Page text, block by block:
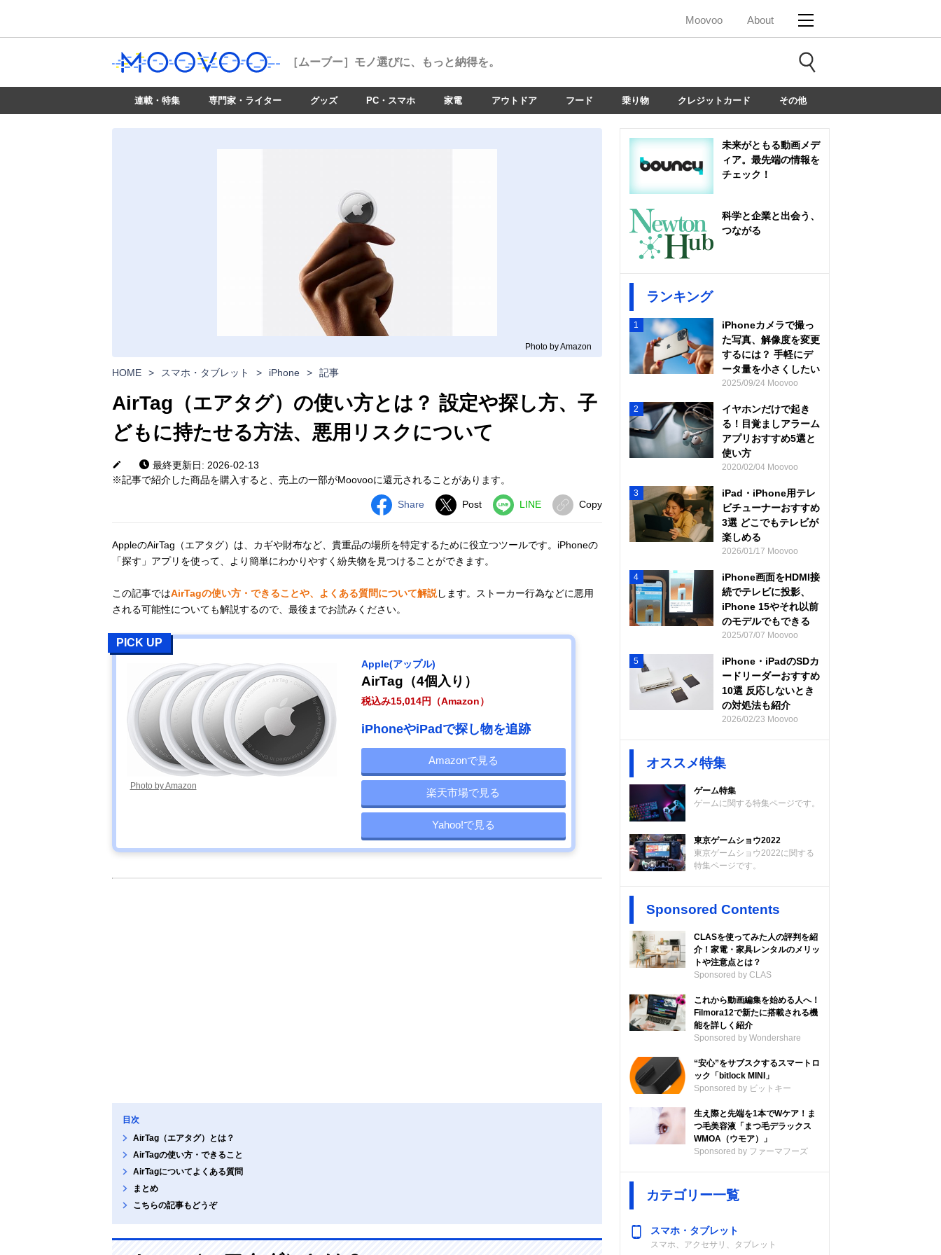
Moovoo About
［ムーブー］ モノ選びに、もっと納得を。
連載・特集 専門家・ライター グッズ PC・スマホ 家電 アウトドア フード 乗り物 クレジットカード その他
Photo by Amazon
HOME > スマホ・タブレット > iPhone > 記事
AirTag（エアタグ）の使い方とは？ 設定や探し方、子
どもに持たせる方法、悪用リスクについて
最終更新日: 2026-02-13
※記事で紹介した商品を購入すると、売上の一部がMoovooに還元されることがあります。
Share Post LINE Copy
AppleのAirTag（エアタグ）は、カギや財布など、貴重品の場所を特定するために役立つツールです。iPhoneの
「探す」アプリを使って、より簡単にわかりやすく紛失物を見つけることができます。
この記事ではAirTagの使い方・できることや、よくある質問について解説します。ストーカー行為などに悪用
される可能性についても解説するので、最後までお読みください。
PICK UP
Photo by Amazon
Apple(アップル)
AirTag（4個入り）
税込み15,014円（Amazon）
iPhoneやiPadで探し物を追跡
Amazonで見る
楽天市場で見る
Yahoo!で見る
目次
AirTag（エアタグ）とは？
AirTagの使い方・できること
AirTagについてよくある質問
まとめ
こちらの記事もどうぞ
未来がともる動画メデ
ィア。最先端の情報を
チェック！
科学と企業と出会う、
つながる
ランキング
1
iPhoneカメラで撮っ
た写真、解像度を変更
するには？ 手軽にデ
ータ量を小さくしたい
2025/09/24 Moovoo
2
イヤホンだけで起き
る！目覚ましアラーム
アプリおすすめ5選と
使い方
2020/02/04 Moovoo
3
iPad・iPhone用テレ
ビチューナーおすすめ
3選 どこでもテレビが
楽しめる
2026/01/17 Moovoo
4
iPhone画面をHDMI接
続でテレビに投影、
iPhone 15やそれ以前
のモデルでもできる
2025/07/07 Moovoo
5
iPhone・iPadのSDカ
ードリーダーおすすめ
10選 反応しないとき
の対処法も紹介
2026/02/23 Moovoo
オススメ特集
ゲーム特集
ゲームに関する特集ページです。
東京ゲームショウ2022
東京ゲームショウ2022に関する
特集ページです。
Sponsored Contents
CLASを使ってみた人の評判を紹
介！家電・家具レンタルのメリッ
トや注意点とは？
Sponsored by CLAS
これから動画編集を始める人へ！
Filmora12で新たに搭載される機
能を詳しく紹介
Sponsored by Wondershare
“安心”をサブスクするスマートロ
ック「bitlock MINI」
Sponsored by ビットキー
生え際と先端を1本でWケア！ま
つ毛美容液「まつ毛デラックス
WMOA（ウモア）」
Sponsored by ファーマフーズ
カテゴリー一覧
スマホ・タブレット
スマホ、アクセサリ、タブレット